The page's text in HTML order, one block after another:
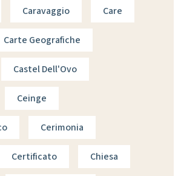
Caravaggio Care
Carte Geografiche
Castel Dell'Ovo
Ceinge
Cerimonia
Certificato Chiesa